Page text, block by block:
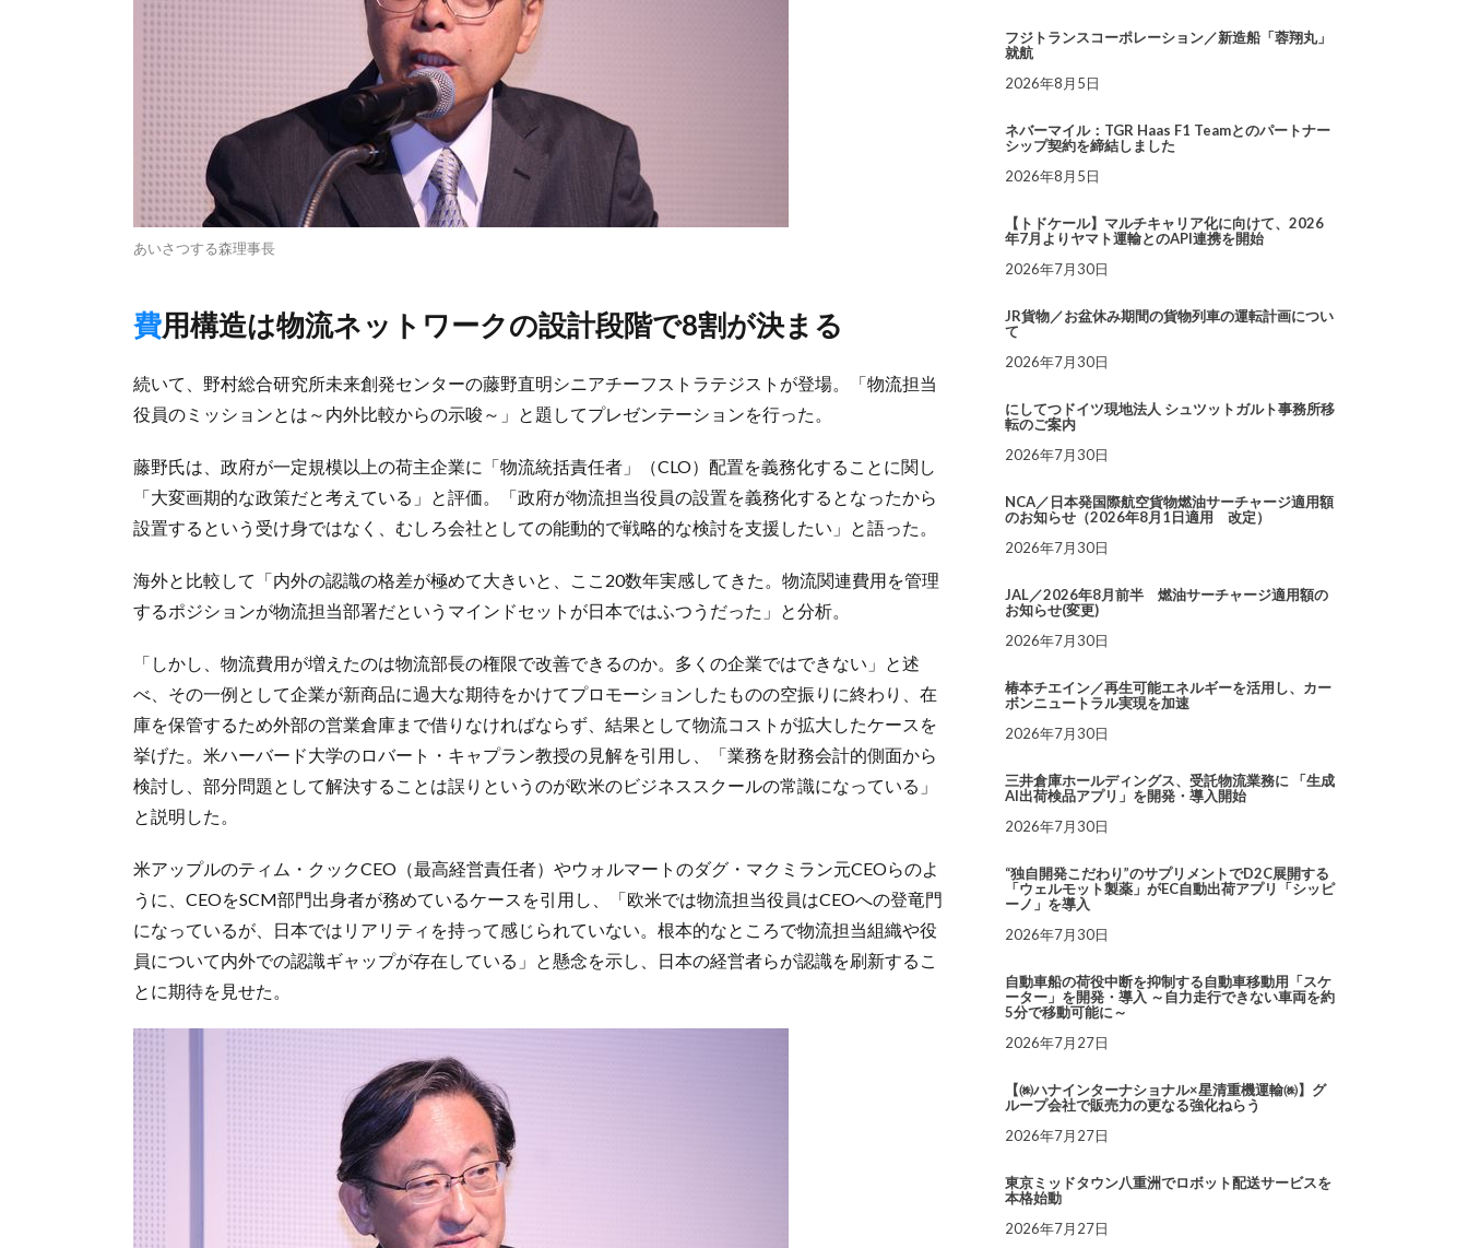
あいさつする森理事長
費用構造は物流ネットワークの設計段階で8割が決まる
続いて、野村総合研究所未来創発センターの藤野直明シニアチーフストラテジストが登場。「物流担当
役員のミッションとは～内外比較からの示唆～」と題してプレゼンテーションを行った。
藤野氏は、政府が一定規模以上の荷主企業に「物流統括責任者」（CLO）配置を義務化することに関し
「大変画期的な政策だと考えている」と評価。「政府が物流担当役員の設置を義務化するとなったから
設置するという受け身ではなく、むしろ会社としての能動的で戦略的な検討を支援したい」と語った。
海外と比較して「内外の認識の格差が極めて大きいと、ここ20数年実感してきた。物流関連費用を管理
するポジションが物流担当部署だというマインドセットが日本ではふつうだった」と分析。
「しかし、物流費用が増えたのは物流部長の権限で改善できるのか。多くの企業ではできない」と述
べ、その一例として企業が新商品に過大な期待をかけてプロモーションしたものの空振りに終わり、在
庫を保管するため外部の営業倉庫まで借りなければならず、結果として物流コストが拡大したケースを
挙げた。米ハーバード大学のロバート・キャプラン教授の見解を引用し、「業務を財務会計的側面から
検討し、部分問題として解決することは誤りというのが欧米のビジネススクールの常識になっている」
と説明した。
米アップルのティム・クックCEO（最高経営責任者）やウォルマートのダグ・マクミラン元CEOらのよ
うに、CEOをSCM部門出身者が務めているケースを引用し、「欧米では物流担当役員はCEOへの登竜門
になっているが、日本ではリアリティを持って感じられていない。根本的なところで物流担当組織や役
員について内外での認識ギャップが存在している」と懸念を示し、日本の経営者らが認識を刷新するこ
とに期待を見せた。
フジトランスコーポレーション／新造船「蓉翔丸」
就航
2026年8月5日
ネバーマイル：TGR Haas F1 Teamとのパートナー
シップ契約を締結しました
2026年8月5日
【トドケール】マルチキャリア化に向けて、2026
年7月よりヤマト運輸とのAPI連携を開始
2026年7月30日
JR貨物／お盆休み期間の貨物列車の運転計画につい
て
2026年7月30日
にしてつドイツ現地法人 シュツットガルト事務所移
転のご案内
2026年7月30日
NCA／日本発国際航空貨物燃油サーチャージ適用額
のお知らせ（2026年8月1日適用 改定）
2026年7月30日
JAL／2026年8月前半 燃油サーチャージ適用額の
お知らせ(変更)
2026年7月30日
椿本チエイン／再生可能エネルギーを活用し、カー
ボンニュートラル実現を加速
2026年7月30日
三井倉庫ホールディングス、受託物流業務に 「生成
AI出荷検品アプリ」を開発・導入開始
2026年7月30日
“独自開発こだわり”のサプリメントでD2C展開する
「ウェルモット製薬」がEC自動出荷アプリ「シッピ
ーノ」を導入
2026年7月30日
自動車船の荷役中断を抑制する自動車移動用「スケ
ーター」を開発・導入 ～自力走行できない車両を約
5分で移動可能に～
2026年7月27日
【㈱ハナインターナショナル×星清重機運輸㈱】グ
ループ会社で販売力の更なる強化ねらう
2026年7月27日
東京ミッドタウン八重洲でロボット配送サービスを
本格始動
2026年7月27日